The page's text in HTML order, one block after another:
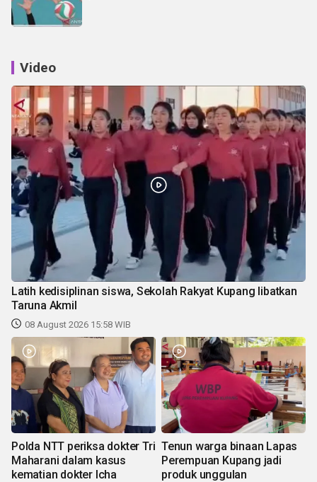
Video
Latih kedisiplinan siswa, Sekolah Rakyat Kupang libatkan
Taruna Akmil
08 August 2026 15:58 WIB
Polda NTT periksa dokter Tri
Maharani dalam kasus
kematian dokter Icha
Tenun warga binaan Lapas
Perempuan Kupang jadi
produk unggulan